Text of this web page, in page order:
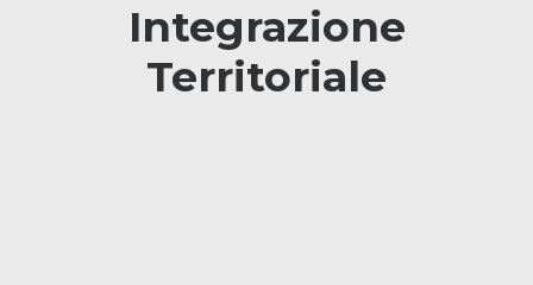
Integrazione
Territoriale